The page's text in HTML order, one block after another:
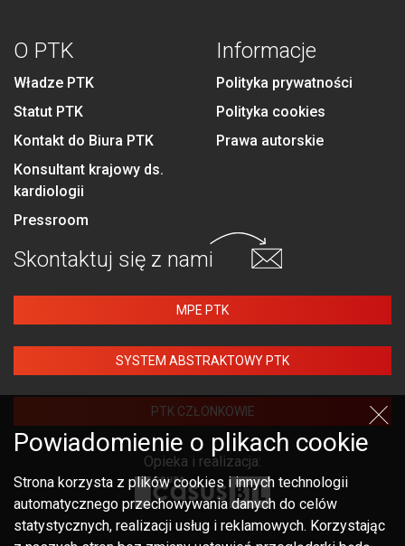
O PTK
Władze PTK
Statut PTK
Kontakt do Biura PTK
Konsultant krajowy ds.
kardiologii
Pressroom
Informacje
Polityka prywatności
Polityka cookies
Prawa autorskie
Skontaktuj się z nami
MPE PTK
SYSTEM ABSTRAKTOWY PTK
PTK CZŁONKOWIE
Opieka i realizacja:
Powiadomienie o plikach cookie
Strona korzysta z plików cookies i innych technologii
automatycznego przechowywania danych do celów
statystycznych, realizacji usług i reklamowych. Korzystając